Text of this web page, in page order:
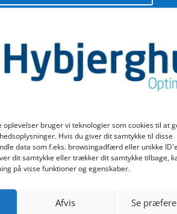
oplevelser bruger vi teknologier som cookies til at
Hvis du giver dit samtykke til disse
data som f.eks. browsingadfærd eller unikke
dit samtykke eller trækker dit samtykke tilbage,
på visse funktioner og egenskaber.
Afvis Se
at din personlighed spænder ben for
til din virksomhed
selvstændige